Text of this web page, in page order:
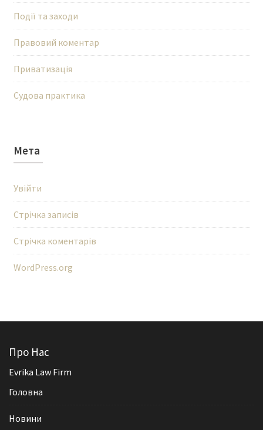
Події та заходи
Правовий коментар
Приватизація
Судова практика
Мета
Увійти
Стрічка записів
Стрічка коментарів
WordPress.org
Про Нас
Evrika Law Firm
Головна
Новини